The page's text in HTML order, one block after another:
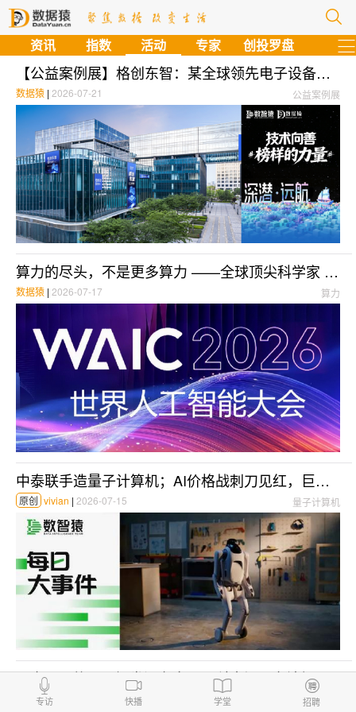
资讯 指数 活动 专家 创投罗盘
【公益案例展】格创东智：某全球领先电子设备及AI硬件企业打造整厂EMS智慧能碳管理系统
公益案例展
数据猿 | 2026-07-21
算力的尽头，不是更多算力 ——全球顶尖科学家 7 月 18 日聚首上海，共议 AI 时代的“未来计算”
算力
数据猿 | 2026-07-17
中泰联手造量子计算机；AI价格战刺刀见红，巨头万亿美元豪赌引官方预警；A股“AI链”业绩狂飙1700% | 每日大事件
量子计算机
原创 vivian | 2026-07-15
距离AI硬件入口爆发还有多远，科大讯飞在澳门给出了答案
AI硬件
原创 陆易斯 2026-06-15
专访 快播 学堂 招聘